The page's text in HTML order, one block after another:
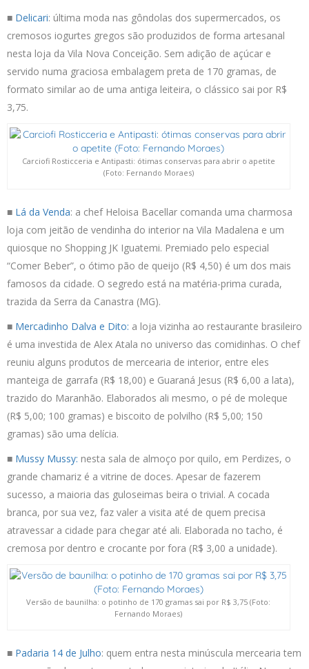
■ Delicari: última moda nas gôndolas dos supermercados, os
cremosos iogurtes gregos são produzidos de forma artesanal
nesta loja da Vila Nova Conceição. Sem adição de açúcar e
servido numa graciosa embalagem preta de 170 gramas, de
formato similar ao de uma antiga leiteira, o clássico sai por R$
3,75.
Carciofi Rosticceria e Antipasti: ótimas conservas para abrir o apetite
(Foto: Fernando Moraes)
■ Lá da Venda: a chef Heloisa Bacellar comanda uma charmosa
loja com jeitão de vendinha do interior na Vila Madalena e um
quiosque no Shopping JK Iguatemi. Premiado pelo especial
“Comer Beber”, o ótimo pão de queijo (R$ 4,50) é um dos mais
famosos da cidade. O segredo está na matéria-prima curada,
trazida da Serra da Canastra (MG).
■ Mercadinho Dalva e Dito: a loja vizinha ao restaurante brasileiro
é uma investida de Alex Atala no universo das comidinhas. O chef
reuniu alguns produtos de mercearia de interior, entre eles
manteiga de garrafa (R$ 18,00) e Guaraná Jesus (R$ 6,00 a lata),
trazido do Maranhão. Elaborados ali mesmo, o pé de moleque
(R$ 5,00; 100 gramas) e biscoito de polvilho (R$ 5,00; 150
gramas) são uma delícia.
■ Mussy Mussy: nesta sala de almoço por quilo, em Perdizes, o
grande chamariz é a vitrine de doces. Apesar de fazerem
sucesso, a maioria das guloseimas beira o trivial. A cocada
branca, por sua vez, faz valer a visita até de quem precisa
atravessar a cidade para chegar até ali. Elaborada no tacho, é
cremosa por dentro e crocante por fora (R$ 3,00 a unidade).
Versão de baunilha: o potinho de 170 gramas sai por R$ 3,75 (Foto:
Fernando Moraes)
■ Padaria 14 de Julho: quem entra nesta minúscula mercearia tem